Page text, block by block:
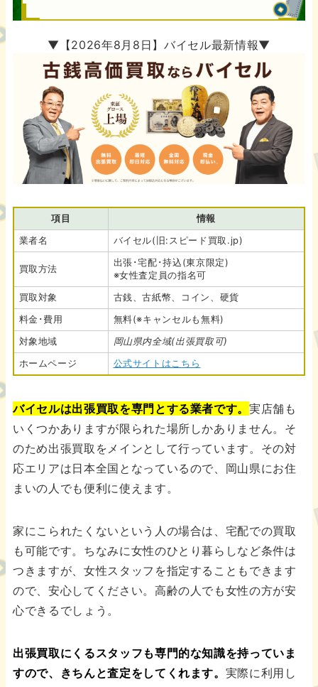
▼【2026年8月8日】バイセル最新情報▼
項目
情報
業者名
バイセル(旧:スピード買取.jp)
買取方法
出張･宅配･持込(東京限定)
※女性査定員の指名可
買取対象
古銭、古紙幣、コイン、硬貨
料金･費用
無料(※キャンセルも無料)
対象地域
岡山県内全域(出張買取可)
ホームページ
公式サイトはこちら
バイセルは出張買取を専門とする業者です。実店舗も
いくつかありますが限られた場所しかありません。そ
のため出張買取をメインとして行っています。その対
応エリアは日本全国となっているので、岡山県にお住
まいの人でも便利に使えます。
家にこられたくないという人の場合は、宅配での買取
も可能です。ちなみに女性のひとり暮らしなど条件は
つきますが、女性スタッフを指定することもできます
ので、安心してください。高齢の人でも女性の方が安
心できるでしょう。
出張買取にくるスタッフも専門的な知識を持っていま
すので、きちんと査定をしてくれます。 実際に利用し